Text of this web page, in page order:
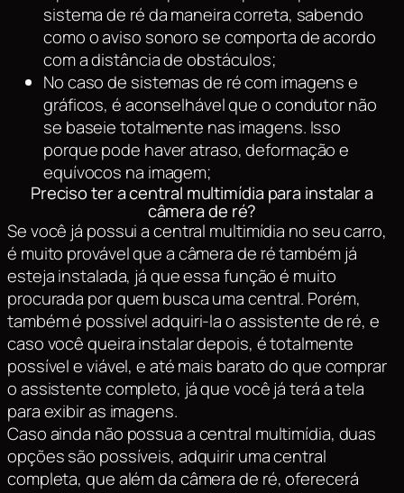
sistema de ré da maneira correta, sabendo
como o aviso sonoro se comporta de acordo
com a distância de obstáculos;
No caso de sistemas de ré com imagens e
gráficos, é aconselhável que o condutor não
se baseie totalmente nas imagens. Isso
porque pode haver atraso, deformação e
equívocos na imagem;
Preciso ter a central multimídia para instalar a
câmera de ré?
Se você já possui a central multimídia no seu carro,
é muito provável que a câmera de ré também já
esteja instalada, já que essa função é muito
procurada por quem busca uma central. Porém,
também é possível adquiri-la o assistente de ré, e
caso você queira instalar depois, é totalmente
possível e viável, e até mais barato do que comprar
o assistente completo, já que você já terá a tela
para exibir as imagens.
Caso ainda não possua a central multimídia, duas
opções são possíveis, adquirir uma central
completa, que além da câmera de ré, oferecerá